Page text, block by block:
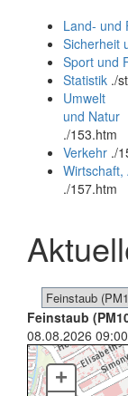
und
Land- und
Sicherheit
Sport und
Statistik ./
Umwelt
und Natur
./153.htm
Verkehr ./
Wirtschaft,
./157.htm
Feinstaub
08.08.2026 09:00
+